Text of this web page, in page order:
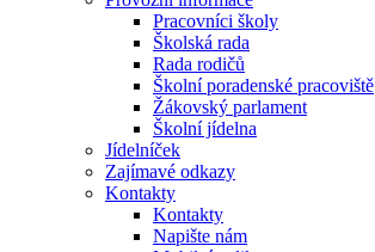
Pracovníci školy
Školská rada
Rada rodičů
Školní poradenské pracoviště
Žákovský parlament
Školní jídelna
Jídelníček
Zajímavé odkazy
Kontakty
Kontakty
Napište nám